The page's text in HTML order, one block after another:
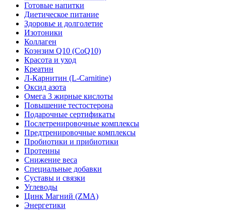
Готовые напитки
Диетическое питание
Здоровье и долголетие
Изотоники
Коллаген
Коэнзим Q10 (CoQ10)
Красота и уход
Креатин
Л-Карнитин (L-Сarnitine)
Оксид азота
Омега 3 жирные кислоты
Повышение тестостерона
Подарочные сертификаты
Послетренировочные комплексы
Предтренировочные комплексы
Пробиотики и прибиотики
Протеины
Снижение веса
Специальные добавки
Суставы и связки
Углеводы
Цинк Магний (ZMA)
Энергетики